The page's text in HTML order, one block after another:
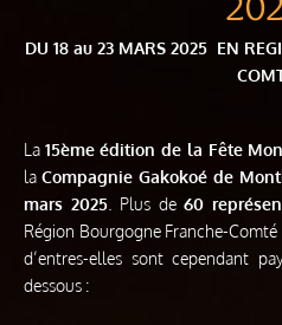
DU 18 au 23 MARS 2025 EN
La 15ème édition de la Fête
la Compagnie Gakokoé de
mars 2025 . Plus de 60
Région Bourgogne Franche-Comté
d’entres-elles sont cependant
dessous :